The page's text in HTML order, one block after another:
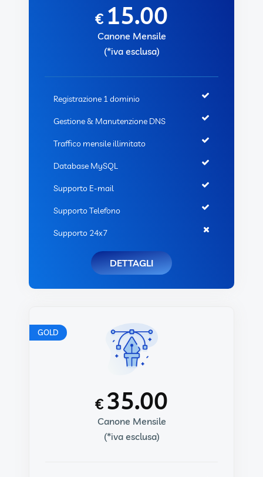
€ 15.00
Canone Mensile
(*iva esclusa)
Registrazione 1 dominio
Gestione & Manutenzione DNS
Traffico mensile illimitato
Database MySQL
Supporto E-mail
Supporto Telefono
Supporto 24x7
DETTAGLI
GOLD
€35.00
Canone Mensile
(*iva esclusa)